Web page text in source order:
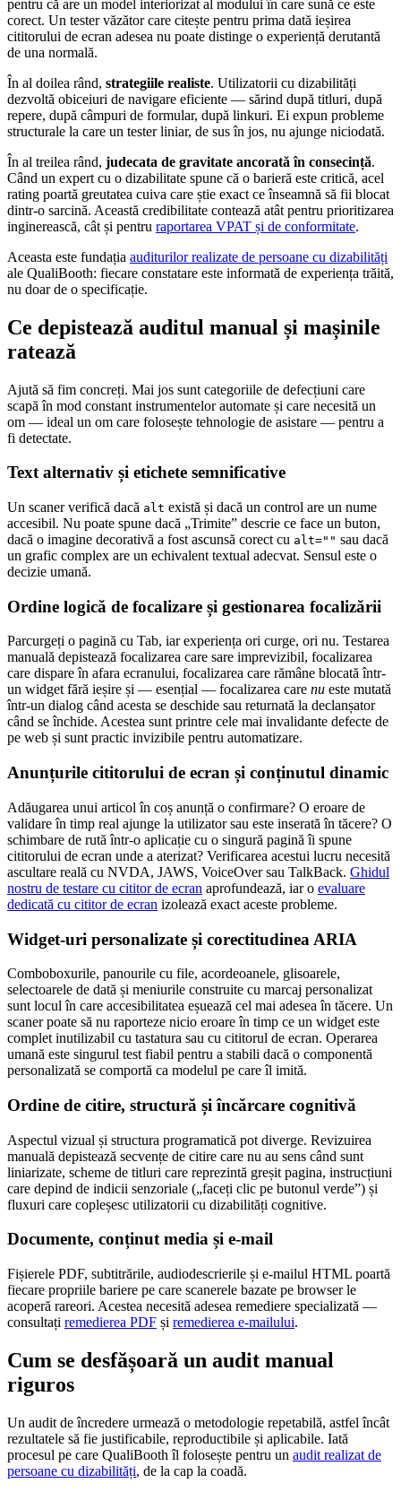
pentru că are un model interiorizat al modului în care sună ce este
corect. Un tester văzător care citește pentru prima dată ieșirea
cititorului de ecran adesea nu poate distinge o experiență derutantă
de una normală.
În al doilea rând, strategiile realiste. Utilizatorii cu dizabilități
dezvoltă obiceiuri de navigare eficiente — sărind după titluri, după
repere, după câmpuri de formular, după linkuri. Ei expun probleme
structurale la care un tester liniar, de sus în jos, nu ajunge niciodată.
În al treilea rând, judecata de gravitate ancorată în consecință.
Când un expert cu o dizabilitate spune că o barieră este critică, acel
rating poartă greutatea cuiva care știe exact ce înseamnă să fii blocat
dintr-o sarcină. Această credibilitate contează atât pentru prioritizarea
inginerească, cât și pentru raportarea VPAT și de conformitate.
Aceasta este fundația auditurilor realizate de persoane cu dizabilități
ale QualiBooth: fiecare constatare este informată de experiența trăită,
nu doar de o specificație.
Ce depistează auditul manual și mașinile
ratează
Ajută să fim concreți. Mai jos sunt categoriile de defecțiuni care
scapă în mod constant instrumentelor automate și care necesită un
om — ideal un om care folosește tehnologie de asistare — pentru a
fi detectate.
Text alternativ și etichete semnificative
Un scaner verifică dacă alt există și dacă un control are un nume
accesibil. Nu poate spune dacă „Trimite” descrie ce face un buton,
dacă o imagine decorativă a fost ascunsă corect cu alt="" sau dacă
un grafic complex are un echivalent textual adecvat. Sensul este o
decizie umană.
Ordine logică de focalizare și gestionarea focalizării
Parcurgeți o pagină cu Tab, iar experiența ori curge, ori nu. Testarea
manuală depistează focalizarea care sare imprevizibil, focalizarea
care dispare în afara ecranului, focalizarea care rămâne blocată într-
un widget fără ieșire și — esențial — focalizarea care nu este mutată
într-un dialog când acesta se deschide sau returnată la declanșator
când se închide. Acestea sunt printre cele mai invalidante defecte de
pe web și sunt practic invizibile pentru automatizare.
Anunțurile cititorului de ecran și conținutul dinamic
Adăugarea unui articol în coș anunță o confirmare? O eroare de
validare în timp real ajunge la utilizator sau este inserată în tăcere? O
schimbare de rută într-o aplicație cu o singură pagină îi spune
cititorului de ecran unde a aterizat? Verificarea acestui lucru necesită
ascultare reală cu NVDA, JAWS, VoiceOver sau TalkBack. Ghidul
nostru de testare cu cititor de ecran aprofundează, iar o evaluare
dedicată cu cititor de ecran izolează exact aceste probleme.
Widget-uri personalizate și corectitudinea ARIA
Comboboxurile, panourile cu file, acordeoanele, glisoarele,
selectoarele de dată și meniurile construite cu marcaj personalizat
sunt locul în care accesibilitatea eșuează cel mai adesea în tăcere. Un
scaner poate să nu raporteze nicio eroare în timp ce un widget este
complet inutilizabil cu tastatura sau cu cititorul de ecran. Operarea
umană este singurul test fiabil pentru a stabili dacă o componentă
personalizată se comportă ca modelul pe care îl imită.
Ordine de citire, structură și încărcare cognitivă
Aspectul vizual și structura programatică pot diverge. Revizuirea
manuală depistează secvențe de citire care nu au sens când sunt
liniarizate, scheme de titluri care reprezintă greșit pagina, instrucțiuni
care depind de indicii senzoriale („faceți clic pe butonul verde”) și
fluxuri care copleșesc utilizatorii cu dizabilități cognitive.
Documente, conținut media și e-mail
Fișierele PDF, subtitrările, audiodescrierile și e-mailul HTML poartă
fiecare propriile bariere pe care scanerele bazate pe browser le
acoperă rareori. Acestea necesită adesea remediere specializată —
consultați remedierea PDF și remedierea e-mailului.
Cum se desfășoară un audit manual
riguros
Un audit de încredere urmează o metodologie repetabilă, astfel încât
rezultatele să fie justificabile, reproductibile și aplicabile. Iată
procesul pe care QualiBooth îl folosește pentru un audit realizat de
persoane cu dizabilități, de la cap la coadă.